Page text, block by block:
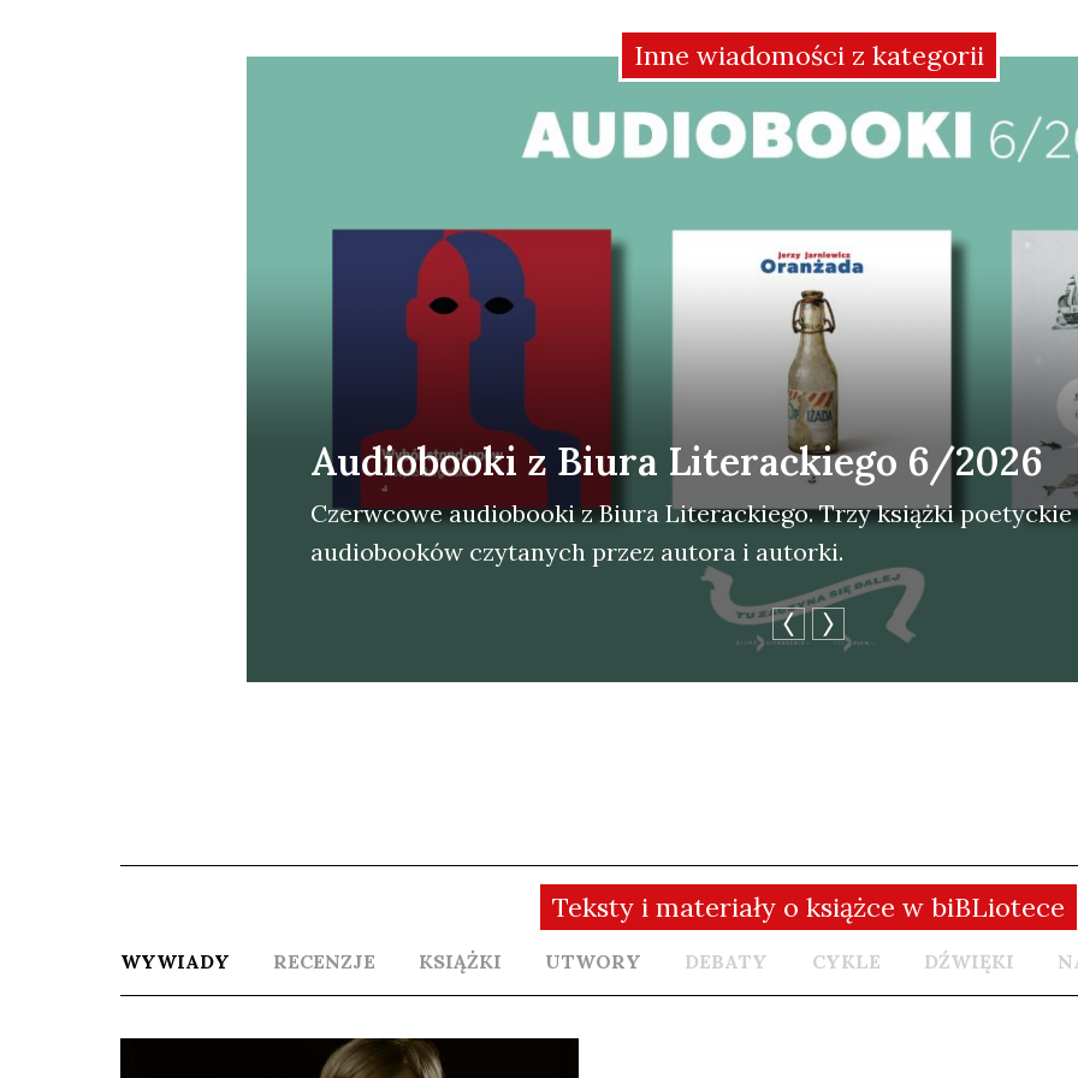
Inne wiadomości z kategorii
Audiobooki z Biura Literackiego 6/2026
Czerw­co­we audio­bo­oki z Biu­ra Lite­rac­kie­go. Trzy książ­ki
audio­bo­oków czy­ta­nych przez auto­ra i autor­ki.
Teksty i materiały o książce w biBLiotece
WYWIADY RECENZJE KSIĄŻKI UTWORY DEBATY CYKLE DŹWIĘKI